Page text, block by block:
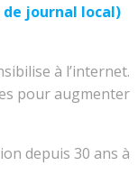
journal local)
à l’internet.
pour augmenter
depuis 30 ans à